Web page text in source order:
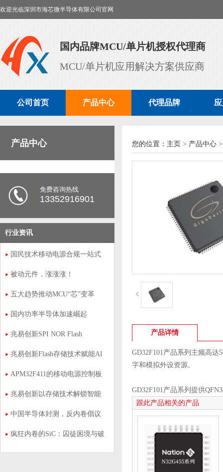
欢迎光临深圳市海芯微半导体有限公司官网
国内品牌MCU/单片机授权代理商
MCU/单片机应用解决方案供应商
公司首页 产品中心 代理品牌
产品中心
免费咨询热线
13352916901
行业资讯
国民技术移动电源合规一站式
被动元件，涨涨涨！
五大趋势推动MCU“芯”变革
国内功率半导体加速崛起
兆易创新SPI NOR Flash
兆易创新Flash存储技术赋能AI
APM32F411的移动电源控制板
兆易创新以存储技术解锁智能
中国半导体封测，反内卷倡议
疯狂内卷的SiC：囚徒困境与破
您的位置： 主页 > 产品中心 >
产品详情
GD32F101产品系列主频高达
字和模拟外设资源。
GD32F101产品系列提供
跟此产品相关的产品